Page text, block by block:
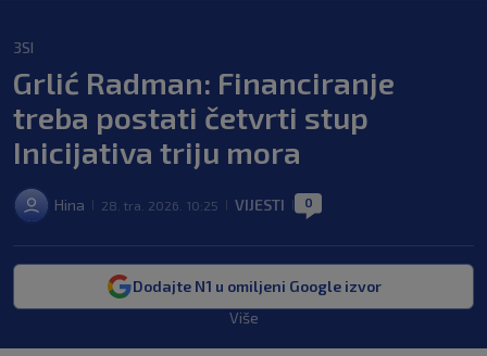
3SI
Grlić Radman: Financiranje
treba postati četvrti stup
Inicijativa triju mora
Hina 28. tra. 2026. 10:25 VIJESTI 0
Dodajte N1 u omiljeni Google izvor
Više